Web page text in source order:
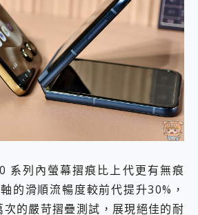
列內螢幕摺痕比上代更有無痕
的滑順流暢度較前代提升30%，
的嚴苛摺疊測試，展現絕佳的耐